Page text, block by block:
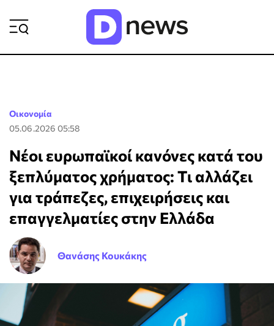
Οικονομία
05.06.2026 05:58
Νέοι ευρωπαϊκοί κανόνες κατά του
ξεπλύματος χρήματος: Τι αλλάζει
για τράπεζες, επιχειρήσεις και
επαγγελματίες στην Ελλάδα
Θανάσης Κουκάκης